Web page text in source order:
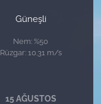
Güneşli
Nem: %50
Rüzgar: 10.31 m/s
15 AĞUSTOS